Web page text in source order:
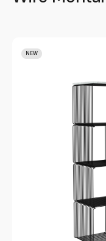
NEW